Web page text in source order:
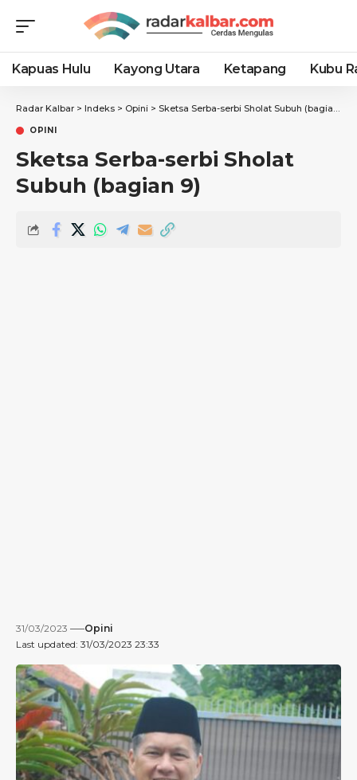
Kapuas Hulu Kayong Utara Ketapang Kubu
Radar Kalbar > Indeks > Opini > Sketsa Serba-serbi Sholat Subuh (bagian 9)
OPINI
Sketsa Serba-serbi Sholat
Subuh (bagian 9)
Last updated: 31/03/2023 23:33
31/03/2023 Opini